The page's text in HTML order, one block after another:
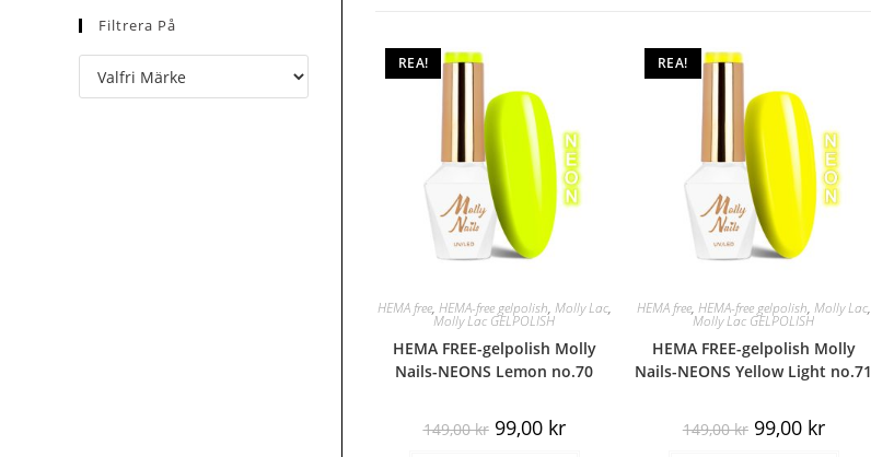
Filtrera På
REA!
HEMA free, HEMA-free gelpolish, Molly Lac,
Molly Lac GELPOLISH
HEMA FREE-gelpolish Molly
Nails-NEONS Lemon no.70
149,00kr 99,00 kr
REA!
HEMA free, HEMA-free gelpolish, Molly Lac,
Molly Lac GELPOLISH
HEMA FREE-gelpolish Molly
Nails-NEONS Yellow Light no.71
149,00kr 99,00 kr